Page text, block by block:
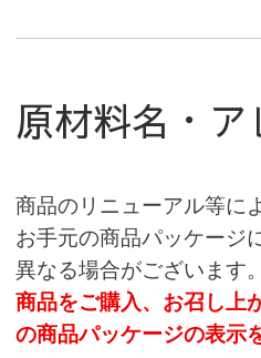
原材料名・
商品のリニューアル等に
お手元の商品パッケージ
異なる場合がございます。
商品をご購入、お召し上
の商品パッケージの表示